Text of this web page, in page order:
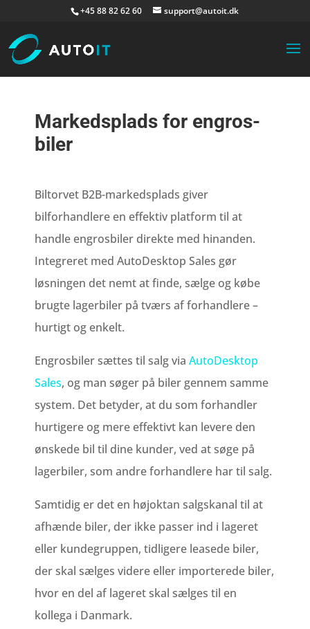
+45 88 82 62 60 support@autoit.dk
Markedsplads for engros-
biler
Biltorvet B2B-markedsplads giver
bilforhandlere en effektiv platform til at
handle engrosbiler direkte med hinanden.
Integreret med AutoDesktop Sales gør
løsningen det nemt at finde, sælge og købe
brugte lagerbiler på tværs af forhandlere –
hurtigt og enkelt.
Engrosbiler sættes til salg via AutoDesktop
Sales, og man søger på biler gennem samme
system. Det betyder, at du som forhandler
hurtigere og mere effektivt kan levere den
ønskede bil til dine kunder, ved at søge på
lagerbiler, som andre forhandlere har til salg.
Samtidig er det en højoktan salgskanal til at
afhænde biler, der ikke passer ind i lageret
eller kundegruppen, tidligere leasede biler,
der skal sælges videre eller importerede biler,
hvor en del af lageret skal sælges til en
kollega i Danmark.